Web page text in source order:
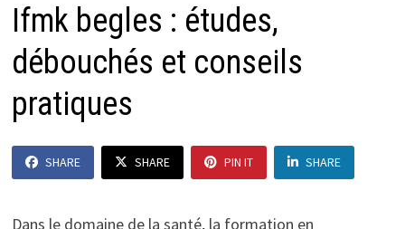
Ifmk begles : études,
débouchés et conseils
pratiques
SHARE SHARE PIN IT SHARE
Dans le domaine de la santé, la formation en